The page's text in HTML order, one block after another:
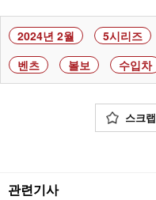
2024년 2월 5시리즈
벤츠
볼보 수입차
스크랩
관련기사